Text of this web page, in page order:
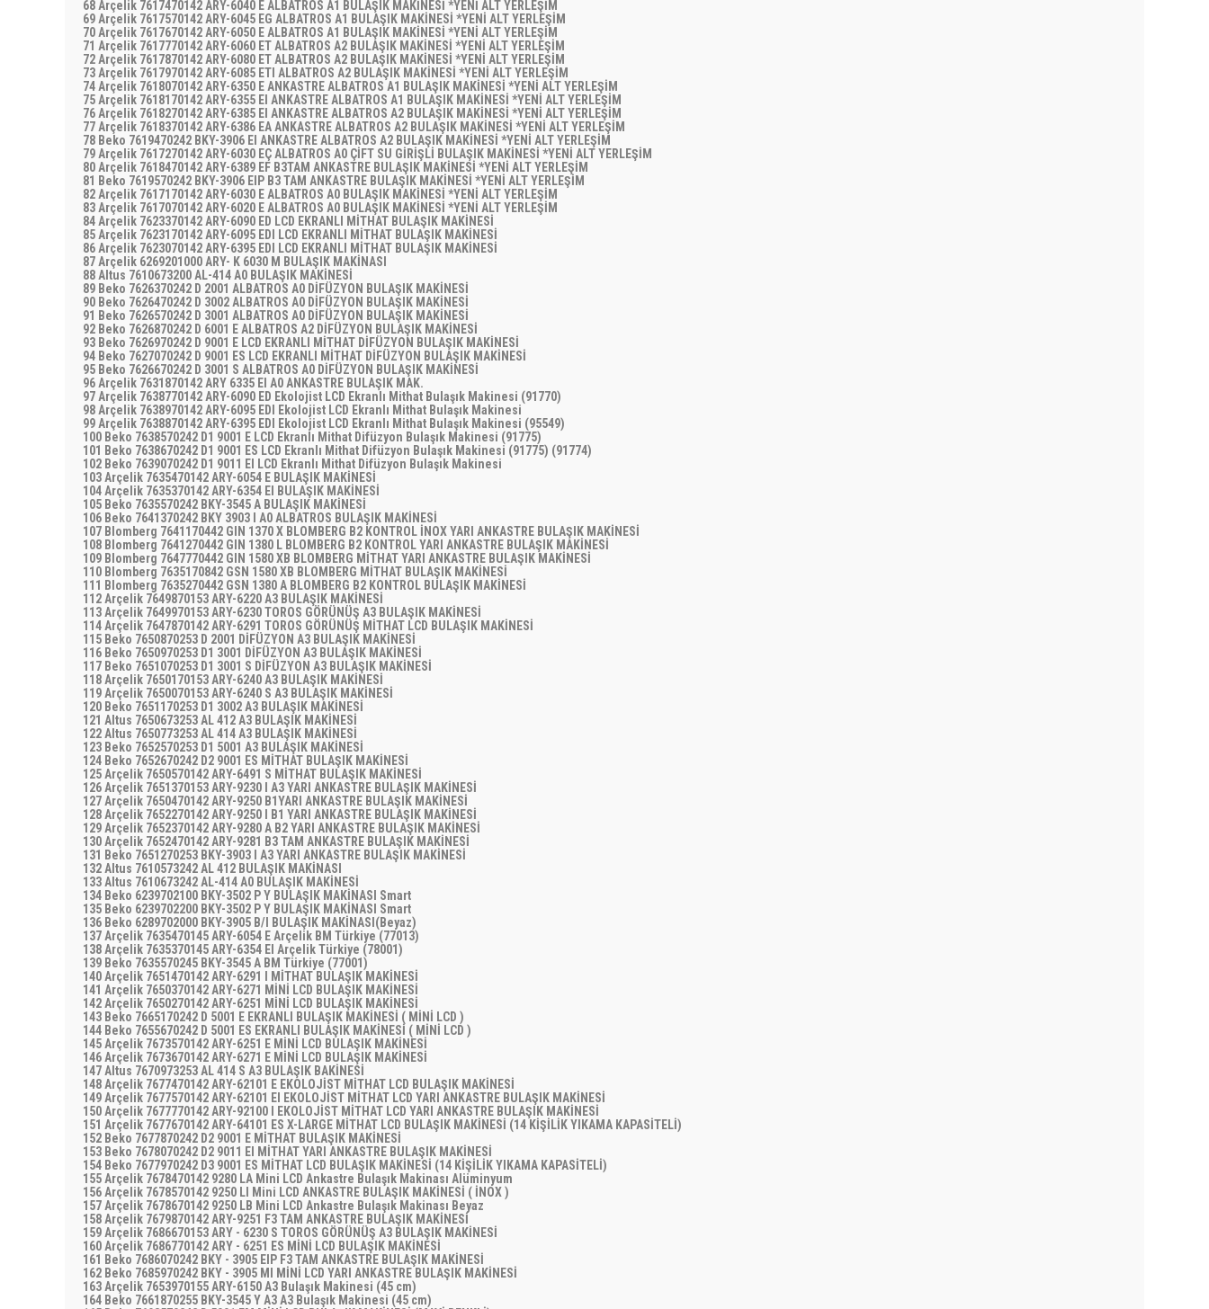
68 Arçelik 7617470142 ARY-6040 E ALBATROS A1 BULAŞIK MAKİNESİ *YENİ ALT YERLEŞİM
69 Arçelik 7617570142 ARY-6045 EG ALBATROS A1 BULAŞIK MAKİNESİ *YENİ ALT YERLEŞİM
70 Arçelik 7617670142 ARY-6050 E ALBATROS A1 BULAŞIK MAKİNESİ *YENİ ALT YERLEŞİM
71 Arçelik 7617770142 ARY-6060 ET ALBATROS A2 BULAŞIK MAKİNESİ *YENİ ALT YERLEŞİM
72 Arçelik 7617870142 ARY-6080 ET ALBATROS A2 BULAŞIK MAKİNESİ *YENİ ALT YERLEŞİM
73 Arçelik 7617970142 ARY-6085 ETI ALBATROS A2 BULAŞIK MAKİNESİ *YENİ ALT YERLEŞİM
74 Arçelik 7618070142 ARY-6350 E ANKASTRE ALBATROS A1 BULAŞIK MAKİNESİ *YENİ ALT YERLEŞİM
75 Arçelik 7618170142 ARY-6355 EI ANKASTRE ALBATROS A1 BULAŞIK MAKİNESİ *YENİ ALT YERLEŞİM
76 Arçelik 7618270142 ARY-6385 EI ANKASTRE ALBATROS A2 BULAŞIK MAKİNESİ *YENİ ALT YERLEŞİM
77 Arçelik 7618370142 ARY-6386 EA ANKASTRE ALBATROS A2 BULAŞIK MAKİNESİ *YENİ ALT YERLEŞİM
78 Beko 7619470242 BKY-3906 EI ANKASTRE ALBATROS A2 BULAŞIK MAKİNESİ *YENİ ALT YERLEŞİM
79 Arçelik 7617270142 ARY-6030 EÇ ALBATROS A0 ÇİFT SU GİRİŞLİ BULAŞIK MAKİNESİ *YENİ ALT YERLEŞİM
80 Arçelik 7618470142 ARY-6389 EF B3TAM ANKASTRE BULAŞIK MAKİNESİ *YENİ ALT YERLEŞİM
81 Beko 7619570242 BKY-3906 EIP B3 TAM ANKASTRE BULAŞIK MAKİNESİ *YENİ ALT YERLEŞİM
82 Arçelik 7617170142 ARY-6030 E ALBATROS A0 BULAŞIK MAKİNESİ *YENİ ALT YERLEŞİM
83 Arçelik 7617070142 ARY-6020 E ALBATROS A0 BULAŞIK MAKİNESİ *YENİ ALT YERLEŞİM
84 Arçelik 7623370142 ARY-6090 ED LCD EKRANLI MİTHAT BULAŞIK MAKİNESİ
85 Arçelik 7623170142 ARY-6095 EDI LCD EKRANLI MİTHAT BULAŞIK MAKİNESİ
86 Arçelik 7623070142 ARY-6395 EDI LCD EKRANLI MİTHAT BULAŞIK MAKİNESİ
87 Arçelik 6269201000 ARY- K 6030 M BULAŞIK MAKİNASI
88 Altus 7610673200 AL-414 A0 BULAŞIK MAKİNESİ
89 Beko 7626370242 D 2001 ALBATROS A0 DİFÜZYON BULAŞIK MAKİNESİ
90 Beko 7626470242 D 3002 ALBATROS A0 DİFÜZYON BULAŞIK MAKİNESİ
91 Beko 7626570242 D 3001 ALBATROS A0 DİFÜZYON BULAŞIK MAKİNESİ
92 Beko 7626870242 D 6001 E ALBATROS A2 DİFÜZYON BULAŞIK MAKİNESİ
93 Beko 7626970242 D 9001 E LCD EKRANLI MİTHAT DİFÜZYON BULAŞIK MAKİNESİ
94 Beko 7627070242 D 9001 ES LCD EKRANLI MİTHAT DİFÜZYON BULAŞIK MAKİNESİ
95 Beko 7626670242 D 3001 S ALBATROS A0 DİFÜZYON BULAŞIK MAKİNESİ
96 Arçelik 7631870142 ARY 6335 EI A0 ANKASTRE BULAŞIK MAK.
97 Arçelik 7638770142 ARY-6090 ED Ekolojist LCD Ekranlı Mithat Bulaşık Makinesi (91770)
98 Arçelik 7638970142 ARY-6095 EDI Ekolojist LCD Ekranlı Mithat Bulaşık Makinesi
99 Arçelik 7638870142 ARY-6395 EDI Ekolojist LCD Ekranlı Mithat Bulaşık Makinesi (95549)
100 Beko 7638570242 D1 9001 E LCD Ekranlı Mithat Difüzyon Bulaşık Makinesi (91775)
101 Beko 7638670242 D1 9001 ES LCD Ekranlı Mithat Difüzyon Bulaşık Makinesi (91775) (91774)
102 Beko 7639070242 D1 9011 EI LCD Ekranlı Mithat Difüzyon Bulaşık Makinesi
103 Arçelik 7635470142 ARY-6054 E BULAŞIK MAKİNESİ
104 Arçelik 7635370142 ARY-6354 EI BULAŞIK MAKİNESİ
105 Beko 7635570242 BKY-3545 A BULAŞIK MAKİNESİ
106 Beko 7641370242 BKY 3903 I A0 ALBATROS BULAŞIK MAKİNESİ
107 Blomberg 7641170442 GIN 1370 X BLOMBERG B2 KONTROL İNOX YARI ANKASTRE BULAŞIK MAKİNESİ
108 Blomberg 7641270442 GIN 1380 L BLOMBERG B2 KONTROL YARI ANKASTRE BULAŞIK MAKİNESİ
109 Blomberg 7647770442 GIN 1580 XB BLOMBERG MİTHAT YARI ANKASTRE BULAŞIK MAKİNESİ
110 Blomberg 7635170842 GSN 1580 XB BLOMBERG MİTHAT BULAŞIK MAKİNESİ
111 Blomberg 7635270442 GSN 1380 A BLOMBERG B2 KONTROL BULAŞIK MAKİNESİ
112 Arçelik 7649870153 ARY-6220 A3 BULAŞIK MAKİNESİ
113 Arçelik 7649970153 ARY-6230 TOROS GÖRÜNÜŞ A3 BULAŞIK MAKİNESİ
114 Arçelik 7647870142 ARY-6291 TOROS GÖRÜNÜŞ MİTHAT LCD BULAŞIK MAKİNESİ
115 Beko 7650870253 D 2001 DİFÜZYON A3 BULAŞIK MAKİNESİ
116 Beko 7650970253 D1 3001 DİFÜZYON A3 BULAŞIK MAKİNESİ
117 Beko 7651070253 D1 3001 S DİFÜZYON A3 BULAŞIK MAKİNESİ
118 Arçelik 7650170153 ARY-6240 A3 BULAŞIK MAKİNESİ
119 Arçelik 7650070153 ARY-6240 S A3 BULAŞIK MAKİNESİ
120 Beko 7651170253 D1 3002 A3 BULAŞIK MAKİNESİ
121 Altus 7650673253 AL 412 A3 BULAŞIK MAKİNESİ
122 Altus 7650773253 AL 414 A3 BULAŞIK MAKİNESİ
123 Beko 7652570253 D1 5001 A3 BULAŞIK MAKİNESİ
124 Beko 7652670242 D2 9001 ES MİTHAT BULAŞIK MAKİNESİ
125 Arçelik 7650570142 ARY-6491 S MİTHAT BULAŞIK MAKİNESİ
126 Arçelik 7651370153 ARY-9230 I A3 YARI ANKASTRE BULAŞIK MAKİNESİ
127 Arçelik 7650470142 ARY-9250 B1YARI ANKASTRE BULAŞIK MAKİNESİ
128 Arçelik 7652270142 ARY-9250 I B1 YARI ANKASTRE BULAŞIK MAKİNESİ
129 Arçelik 7652370142 ARY-9280 A B2 YARI ANKASTRE BULAŞIK MAKİNESİ
130 Arçelik 7652470142 ARY-9281 B3 TAM ANKASTRE BULAŞIK MAKİNESİ
131 Beko 7651270253 BKY-3903 I A3 YARI ANKASTRE BULAŞIK MAKİNESİ
132 Altus 7610573242 AL 412 BULAŞIK MAKİNASI
133 Altus 7610673242 AL-414 A0 BULAŞIK MAKİNESİ
134 Beko 6239702100 BKY-3502 P Y BULAŞIK MAKİNASI Smart
135 Beko 6239702200 BKY-3502 P Y BULAŞIK MAKİNASI Smart
136 Beko 6289702000 BKY-3905 B/I BULAŞIK MAKİNASI(Beyaz)
137 Arçelik 7635470145 ARY-6054 E Arçelik BM Türkiye (77013)
138 Arçelik 7635370145 ARY-6354 EI Arçelik Türkiye (78001)
139 Beko 7635570245 BKY-3545 A BM Türkiye (77001)
140 Arçelik 7651470142 ARY-6291 I MİTHAT BULAŞIK MAKİNESİ
141 Arçelik 7650370142 ARY-6271 MİNİ LCD BULAŞIK MAKİNESİ
142 Arçelik 7650270142 ARY-6251 MİNİ LCD BULAŞIK MAKİNESİ
143 Beko 7665170242 D 5001 E EKRANLI BULAŞIK MAKİNESİ ( MİNİ LCD )
144 Beko 7655670242 D 5001 ES EKRANLI BULAŞIK MAKİNESİ ( MİNİ LCD )
145 Arçelik 7673570142 ARY-6251 E MİNİ LCD BULAŞIK MAKİNESİ
146 Arçelik 7673670142 ARY-6271 E MİNİ LCD BULAŞIK MAKİNESİ
147 Altus 7670973253 AL 414 S A3 BULAŞIK BAKİNESİ
148 Arçelik 7677470142 ARY-62101 E EKOLOJİST MİTHAT LCD BULAŞIK MAKİNESİ
149 Arçelik 7677570142 ARY-62101 EI EKOLOJİST MİTHAT LCD YARI ANKASTRE BULAŞIK MAKİNESİ
150 Arçelik 7677770142 ARY-92100 I EKOLOJİST MİTHAT LCD YARI ANKASTRE BULAŞIK MAKİNESİ
151 Arçelik 7677670142 ARY-64101 ES X-LARGE MİTHAT LCD BULAŞIK MAKİNESİ (14 KİŞİLİK YIKAMA KAPASİTELİ)
152 Beko 7677870242 D2 9001 E MİTHAT BULAŞIK MAKİNESİ
153 Beko 7678070242 D2 9011 EI MİTHAT YARI ANKASTRE BULAŞIK MAKİNESİ
154 Beko 7677970242 D3 9001 ES MİTHAT LCD BULAŞIK MAKİNESİ (14 KİŞİLİK YIKAMA KAPASİTELİ)
155 Arçelik 7678470142 9280 LA Mini LCD Ankastre Bulaşık Makinası Alüminyum
156 Arçelik 7678570142 9250 LI Mini LCD ANKASTRE BULAŞIK MAKİNESİ ( İNOX )
157 Arçelik 7678670142 9250 LB Mini LCD Ankastre Bulaşık Makinası Beyaz
158 Arçelik 7679870142 ARY-9251 F3 TAM ANKASTRE BULAŞIK MAKİNESİ
159 Arçelik 7686670153 ARY - 6230 S TOROS GÖRÜNÜŞ A3 BULAŞIK MAKİNESİ
160 Arçelik 7686770142 ARY - 6251 ES MİNİ LCD BULAŞIK MAKİNESİ
161 Beko 7686070242 BKY - 3905 EIP F3 TAM ANKASTRE BULAŞIK MAKİNESİ
162 Beko 7685970242 BKY - 3905 MI MİNİ LCD YARI ANKASTRE BULAŞIK MAKİNESİ
163 Arçelik 7653970155 ARY-6150 A3 Bulaşık Makinesi (45 cm)
164 Beko 7661870255 BKY-3545 Y A3 A3 Bulaşık Makinesi (45 cm)